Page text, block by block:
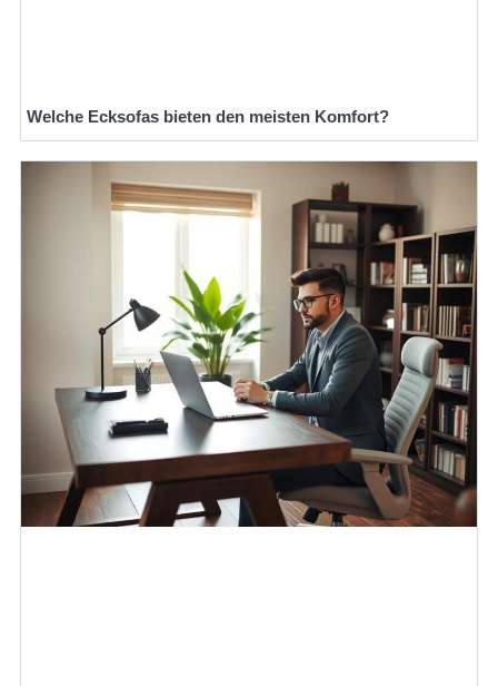
Welche Ecksofas bieten den meisten Komfort?